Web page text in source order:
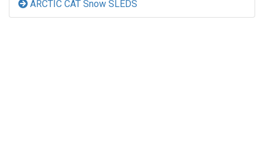
ARCTIC CAT Snow SLEDS